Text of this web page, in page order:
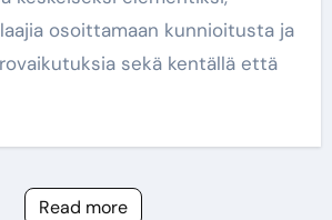
osoittamaan kunnioitusta ja
sekä kentällä että
Read more